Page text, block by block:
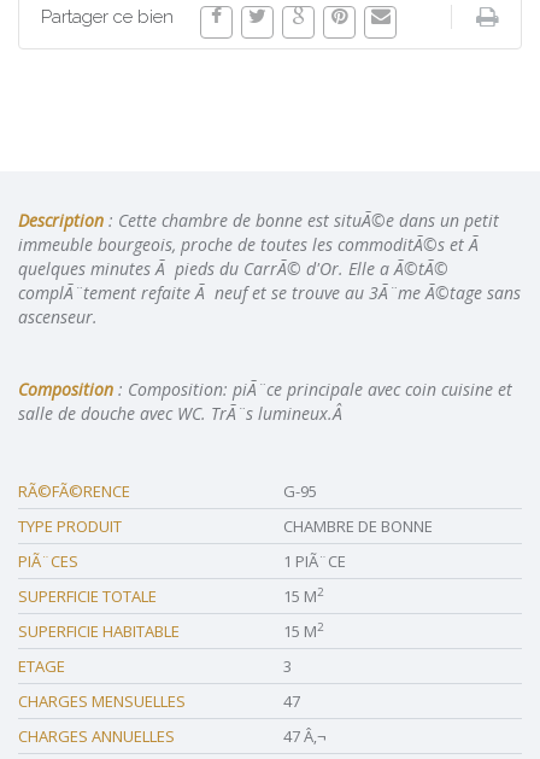
Partager ce bien
Description : Cette chambre de bonne est situÃ©e dans un petit
immeuble bourgeois, proche de toutes les commoditÃ©s et Ã
quelques minutes Ã pieds du CarrÃ© d'Or. Elle a Ã©tÃ©
complÃ¨tement refaite Ã neuf et se trouve au 3Ã¨me Ã©tage sans
ascenseur.
Composition : Composition: piÃ¨ce principale avec coin cuisine et
salle de douche avec WC. TrÃ¨s lumineux.Â
RÃ©FÃ©RENCE
G-95
TYPE PRODUIT
CHAMBRE DE BONNE
PIÃ¨CES
1 PIÃ¨CE
SUPERFICIE TOTALE
15 M2
SUPERFICIE HABITABLE 15 M2
ETAGE
3
CHARGES MENSUELLES
47
CHARGES ANNUELLES
47 Â‚¬